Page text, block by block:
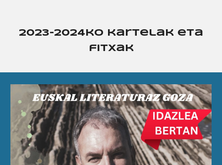
2023-2024ko kartelak eta
fitxak